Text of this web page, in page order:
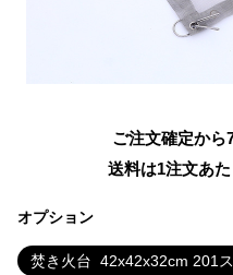
ご注文確定から
送料は1注文あた
オプション
焚き火台 42x42x32cm 201